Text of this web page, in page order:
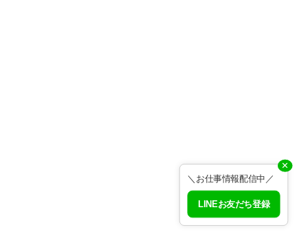
✕
＼お仕事情報配信中／
LINEお友だち登録